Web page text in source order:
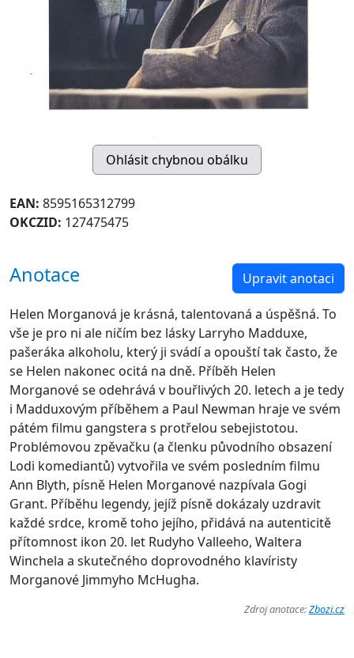
EAN: 8595165312799
OKCZID: 127475475
Anotace Upravit anotaci
Helen Morganová je krásná, talentovaná a úspěšná. To
vše je pro ni ale ničím bez lásky Larryho Madduxe,
pašeráka alkoholu, který ji svádí a opouští tak často, že
se Helen nakonec ocitá na dně. Příběh Helen
Morganové se odehrává v bouřlivých 20. letech a je tedy
i Madduxovým příběhem a Paul Newman hraje ve svém
pátém filmu gangstera s protřelou sebejistotou.
Problémovou zpěvačku (a členku původního obsazení
Lodi komediantů) vytvořila ve svém posledním filmu
Ann Blyth, písně Helen Morganové nazpívala Gogi
Grant. Příběhu legendy, jejíž písně dokázaly uzdravit
každé srdce, kromě toho jejího, přidává na autenticitě
přítomnost ikon 20. let Rudyho Valleeho, Waltera
Winchela a skutečného doprovodného klavíristy
Morganové Jimmyho McHugha.
Zdroj anotace:Zbozi.cz